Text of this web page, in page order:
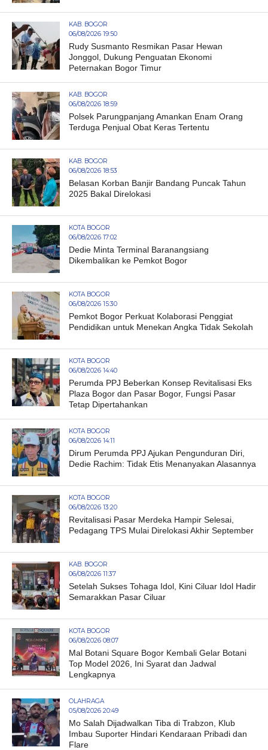
KAB. BOGOR
06/08/2026 19:50
Rudy Susmanto Resmikan Pasar Hewan
Jonggol, Dukung Penguatan Ekonomi
Peternakan Bogor Timur
KAB. BOGOR
06/08/2026 18:59
Polsek Parungpanjang Amankan Enam Orang
Terduga Penjual Obat Keras Tertentu
KAB. BOGOR
06/08/2026 18:53
Belasan Korban Banjir Bandang Puncak Tahun
2025 Bakal Direlokasi
KOTA BOGOR
06/08/2026 17:02
Dedie Minta Terminal Baranangsiang
Dikembalikan ke Pemkot Bogor
KOTA BOGOR
06/08/2026 15:30
Pemkot Bogor Perkuat Kolaborasi Penggiat
Pendidikan untuk Menekan Angka Tidak Sekolah
KOTA BOGOR
06/08/2026 14:40
Perumda PPJ Beberkan Konsep Revitalisasi Eks
Plaza Bogor dan Pasar Bogor, Fungsi Pasar
Tetap Dipertahankan
KOTA BOGOR
06/08/2026 14:11
Dirum Perumda PPJ Ajukan Pengunduran Diri,
Dedie Rachim: Tidak Etis Menanyakan Alasannya
KOTA BOGOR
06/08/2026 13:20
Revitalisasi Pasar Merdeka Hampir Selesai,
Pedagang TPS Mulai Direlokasi Akhir September
KAB. BOGOR
06/08/2026 11:37
Setelah Sukses Tohaga Idol, Kini Ciluar Idol Hadir
Semarakkan Pasar Ciluar
KOTA BOGOR
06/08/2026 08:07
Mal Botani Square Bogor Kembali Gelar Botani
Top Model 2026, Ini Syarat dan Jadwal
Lengkapnya
OLAHRAGA
05/08/2026 20:49
Mo Salah Dijadwalkan Tiba di Trabzon, Klub
Imbau Suporter Hindari Kendaraan Pribadi dan
Flare